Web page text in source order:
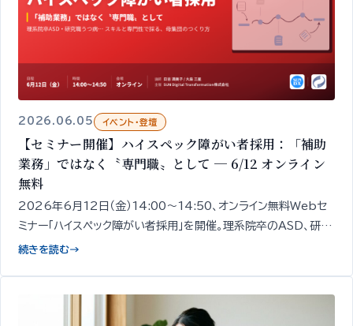
2026.06.05 イベント・登壇
【セミナー開催】ハイスペック障がい者採用：「補助
業務」ではなく〝専門職〟として ─ 6/12 オンライン
無料
2026年6月12日（金）14:00〜14:50、オンライン無料Webセ
ミナー「ハイスペック障がい者採用」を開催。理系院卒のASD、研究
職経験のうつ病など、スキルと専門性を持つ障がい者を「補助業
見をもとに専門家が50分で整理してお伝えします。
続きを読む→